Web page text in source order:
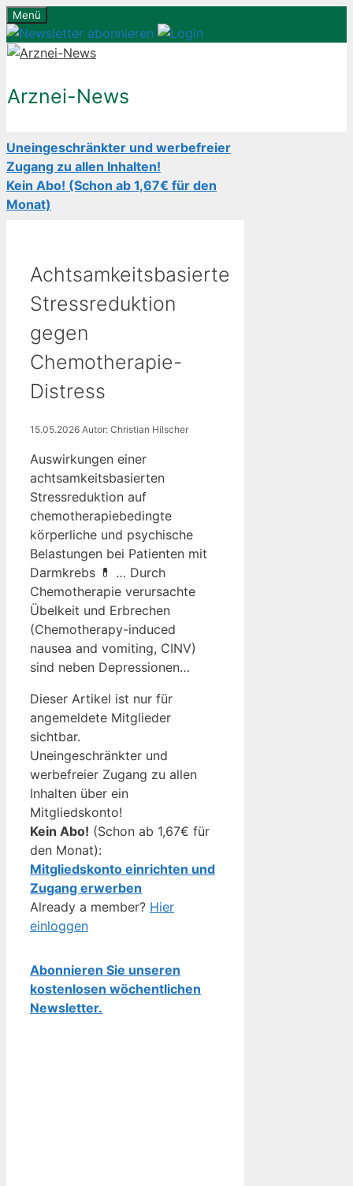
Zum
Inhalt
springen
Menü
Arznei-News
Uneingeschränkter und werbefreier
Zugang zu allen Inhalten!
Kein Abo! (Schon ab 1,67€ für den
Monat)
Achtsamkeitsbasierte
Stressreduktion
gegen
Chemotherapie-
Distress
15.05.2026 Autor: Christian Hilscher
Auswirkungen einer
achtsamkeitsbasierten
Stressreduktion auf
chemotherapiebedingte
körperliche und psychische
Belastungen bei Patienten mit
Darmkrebs 💊 … Durch
Chemotherapie verursachte
Übelkeit und Erbrechen
(Chemotherapy-induced
nausea and vomiting, CINV)
sind neben Depressionen…
Dieser Artikel ist nur für
angemeldete Mitglieder
sichtbar.
Uneingeschränkter und
werbefreier Zugang zu allen
Inhalten über ein
Mitgliedskonto!
Kein Abo! (Schon ab 1,67€ für
den Monat):
Mitgliedskonto einrichten und
Zugang erwerben
Already a member? Hier
einloggen
Abonnieren Sie unseren
kostenlosen wöchentlichen
Newsletter.